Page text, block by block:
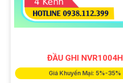
ĐẦU GHI NVR1004H
Giá Khuyến Mại: 5%-35%